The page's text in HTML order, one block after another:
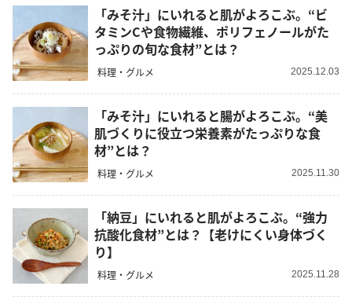
「みそ汁」にいれると肌がよろこぶ。“ビ
タミンCや食物繊維、ポリフェノールがた
っぷりの旬な食材”とは？
料理・グルメ 2025.12.03
「みそ汁」にいれると腸がよろこぶ。“美
肌づくりに役立つ栄養素がたっぷりな食
材”とは？
料理・グルメ 2025.11.30
「納豆」にいれると肌がよろこぶ。“強力
抗酸化食材”とは？【老けにくい身体づく
り】
料理・グルメ 2025.11.28